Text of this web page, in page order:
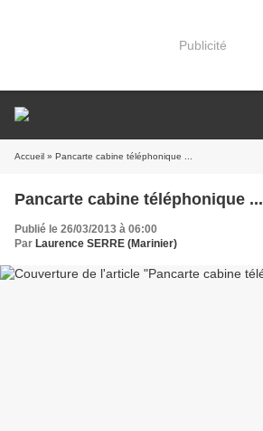
Publicité
Accueil » Pancarte cabine téléphonique ...
Pancarte cabine téléphonique ...
Publié le 26/03/2013 à 06:00
Par Laurence SERRE (Marinier)